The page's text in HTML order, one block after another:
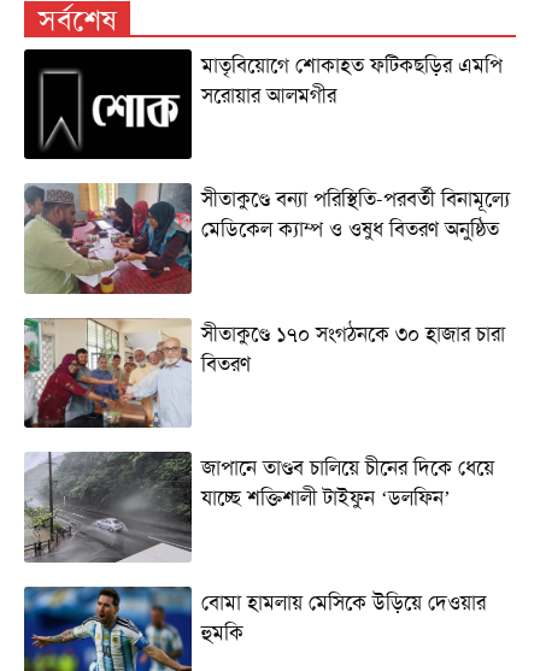
সর্বশেষ
মাতৃবিয়োগে শোকাহত ফটিকছড়ির এমপি
সরোয়ার আলমগীর
সীতাকুণ্ডে বন্যা পরিস্থিতি-পরবর্তী বিনামূল্যে
মেডিকেল ক্যাম্প ও ওষুধ বিতরণ অনুষ্ঠিত
সীতাকুণ্ডে ১৭০ সংগঠনকে ৩০ হাজার চারা
বিতরণ
জাপানে তাণ্ডব চালিয়ে চীনের দিকে ধেয়ে
যাচ্ছে শক্তিশালী টাইফুন ‘ডলফিন’
বোমা হামলায় মেসিকে উড়িয়ে দেওয়ার
হুমকি